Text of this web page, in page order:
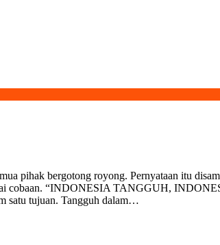
pihak bergotong royong. Pernyataan itu
cobaan. “INDONESIA TANGGUH,
satu tujuan. Tangguh dalam…